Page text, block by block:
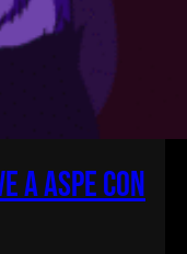
a Aspe con